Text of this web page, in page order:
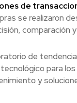
de
se realizaron
comparación
de
para
y